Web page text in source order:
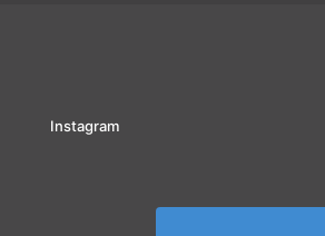
Instagram